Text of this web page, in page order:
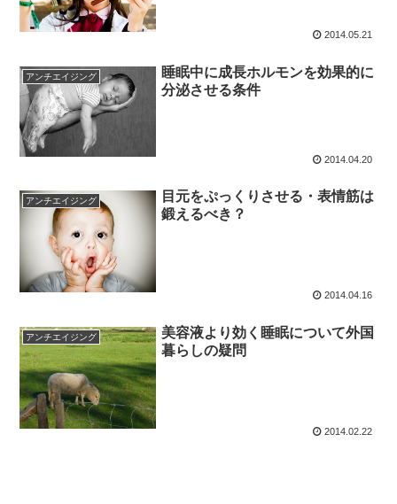
2014.05.21
アンチエイジング
睡眠中に成長ホルモンを効果的に
分泌させる条件
2014.04.20
アンチエイジング
目元をぷっくりさせる・表情筋は
鍛えるべき？
2014.04.16
アンチエイジング
美容液より効く睡眠について外国
暮らしの疑問
2014.02.22